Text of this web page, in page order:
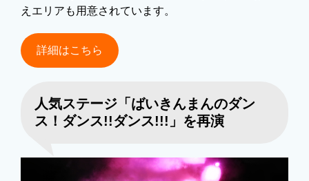
えエリアも用意されています。
詳細はこちら
人気ステージ「ばいきんまんのダン
ス！ダンス!!ダンス!!!」を再演